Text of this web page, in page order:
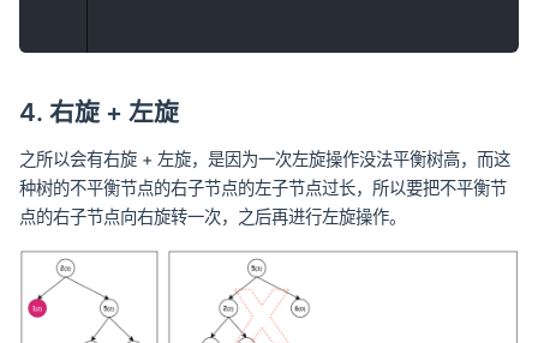
4. 右旋 + 左旋
之所以会有右旋 + 左旋，是因为一次左旋操作没法平衡树高，而这
种树的不平衡节点的右子节点的左子节点过长，所以要把不平衡节
点的右子节点向右旋转一次，之后再进行左旋操作。